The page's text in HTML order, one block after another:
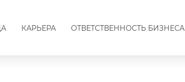
КАРЬЕРА ОТВЕТСТВЕННОСТЬ БИЗНЕСА